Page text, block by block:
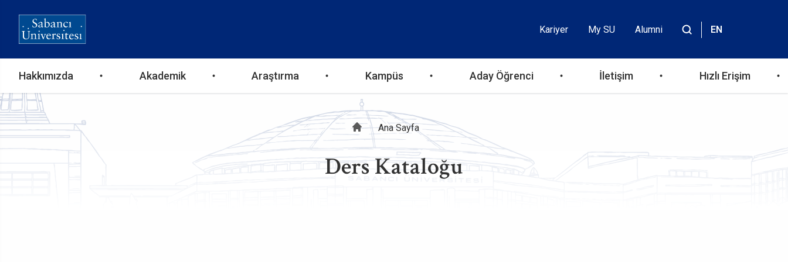
Header
Top
Kariyer My SU
Alumni
EN
Ana
gezinti
menüsü
Hakkımızda Akademik Araştırma Kampüs Aday Öğrenci İletişim Hızlı Erişim
Sayfa
yolu
Ana Sayfa
Ders Kataloğu